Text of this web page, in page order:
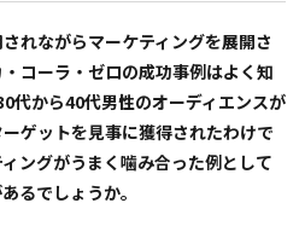
されながらマーケティングを展開さ
コーラ・ゼロの成功事例はよく知
代から40代男性のオーディエンスが
ゲットを見事に獲得されたわけで
ングがうまく噛み合った例として
るでしょうか。